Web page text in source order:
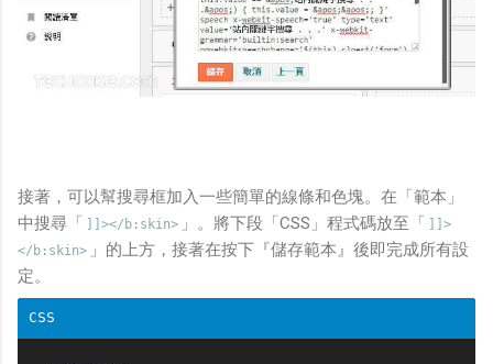
接著，可以幫搜尋框加入一些簡單的線條和色塊。在「範本」
中搜尋「
]]></b:skin> 」。將下段「CSS」程式碼放至「
]]>
</b:skin> 」的上方，接著在按下『儲存範本』後即完成所有設
定。